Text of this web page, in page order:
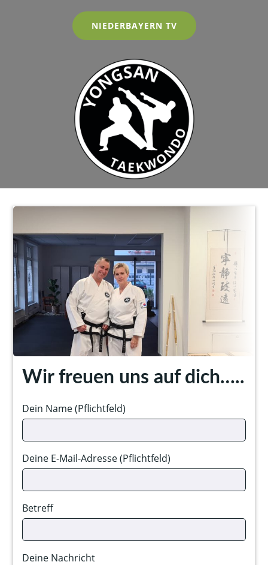
NIEDERBAYERN TV
Wir freuen uns auf dich…..
Dein Name (Pflichtfeld)
Deine E-Mail-Adresse (Pflichtfeld)
Betreff
Deine Nachricht